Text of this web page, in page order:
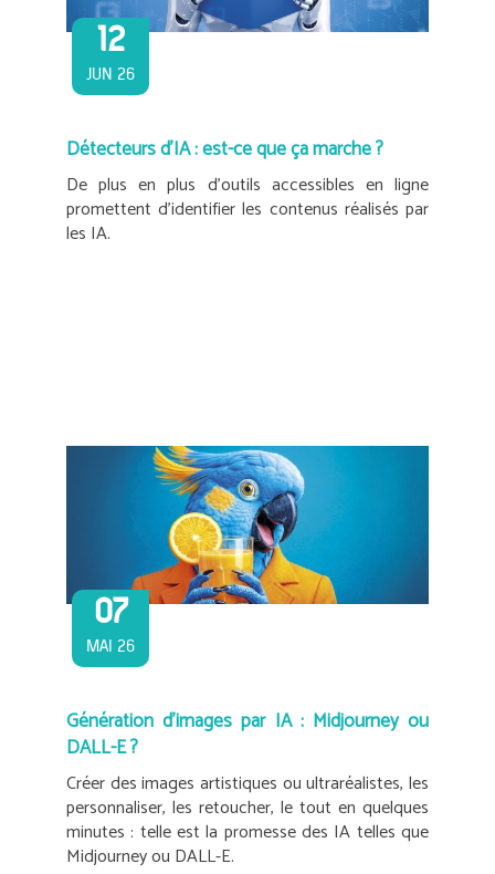
12
JUN 26
Détecteurs d’IA : est-ce que ça marche ?
De plus en plus d’outils accessibles en ligne
promettent d’identifier les contenus réalisés par
les IA.
07
MAI 26
Génération d’images par IA : Midjourney ou
DALL-E ?
Créer des images artistiques ou ultraréalistes, les
personnaliser, les retoucher, le tout en quelques
minutes : telle est la promesse des IA telles que
Midjourney ou DALL-E.